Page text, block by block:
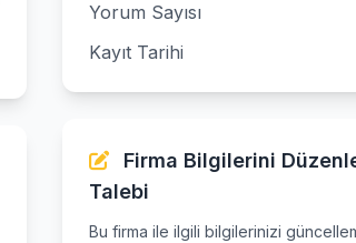
Yorum Sayısı
Kayıt Tarihi
Firma Bilgilerini
Talebi
Bu firma ile ilgili bilgilerinizi